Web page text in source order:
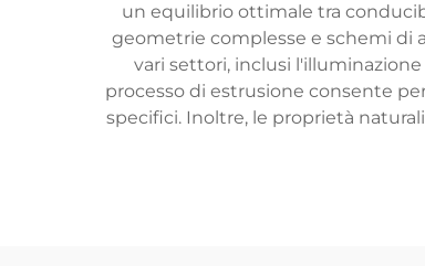
un equilibrio ottimale tra
geometrie complesse e schemi di
vari settori, inclusi
processo di estrusione consente
specifici. Inoltre, le proprietà